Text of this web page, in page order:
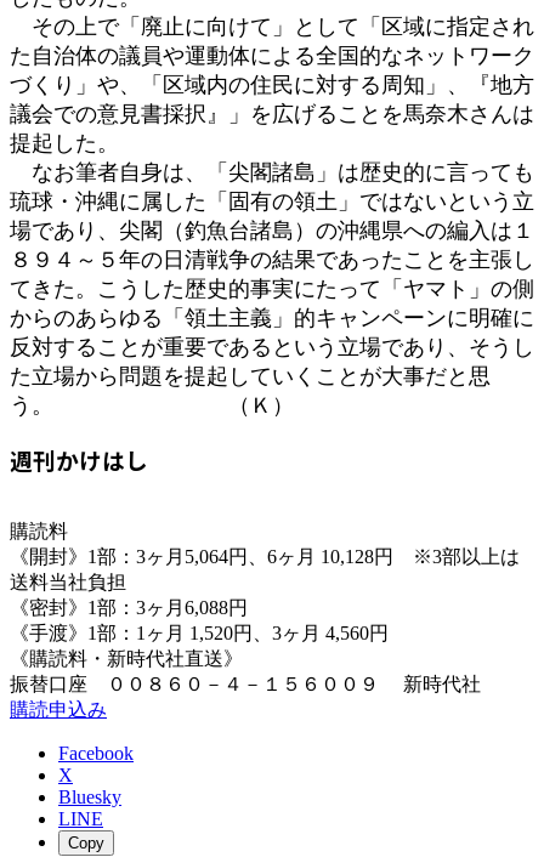
その上で「廃止に向けて」として「区域に指定され
た自治体の議員や運動体による全国的なネットワーク
づくり」や、「区域内の住民に対する周知」、『地方
議会での意見書採択』」を広げることを馬奈木さんは
提起した。
なお筆者自身は、「尖閣諸島」は歴史的に言っても
琉球・沖縄に属した「固有の領土」ではないという立
場であり、尖閣（釣魚台諸島）の沖縄県への編入は１
８９４～５年の日清戦争の結果であったことを主張し
てきた。こうした歴史的事実にたって「ヤマト」の側
からのあらゆる「領土主義」的キャンペーンに明確に
反対することが重要であるという立場であり、そうし
た立場から問題を提起していくことが大事だと思
う。 （Ｋ）
週刊かけはし
購読料
《開封》1部：3ヶ月5,064円、6ヶ月 10,128円 ※3部以上は
送料当社負担
《密封》1部：3ヶ月6,088円
《手渡》1部：1ヶ月 1,520円、3ヶ月 4,560円
《購読料・新時代社直送》
振替口座 ００８６０－４－１５６００９ 新時代社
購読申込み
Facebook
X
Bluesky
LINE
Copy